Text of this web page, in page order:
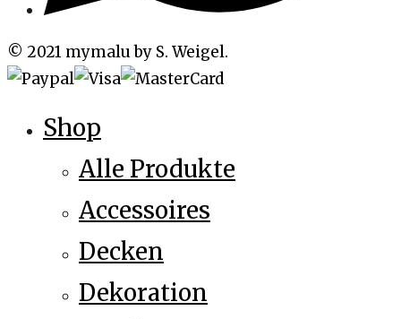
© 2021 mymalu by S. Weigel.
Shop
Alle Produkte
Accessoires
Decken
Dekoration